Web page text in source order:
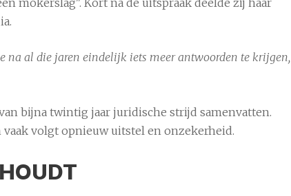
na al die jaren eindelijk iets meer antwoorden te krijgen,
bijna twintig jaar juridische strijd samenvatten.
volgt opnieuw uitstel en onzekerheid.